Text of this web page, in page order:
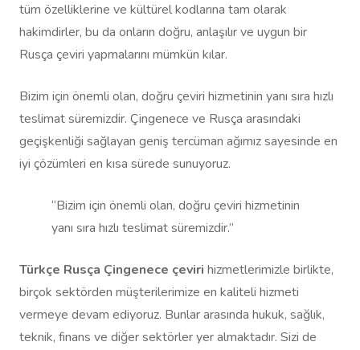
tüm özelliklerine ve kültürel kodlarına tam olarak
hakimdirler, bu da onların doğru, anlaşılır ve uygun bir
Rusça çeviri yapmalarını mümkün kılar.
Bizim için önemli olan, doğru çeviri hizmetinin yanı sıra hızlı
teslimat süremizdir. Çingenece ve Rusça arasındaki
geçişkenliği sağlayan geniş tercüman ağımız sayesinde en
iyi çözümleri en kısa sürede sunuyoruz.
“Bizim için önemli olan, doğru çeviri hizmetinin
yanı sıra hızlı teslimat süremizdir.”
Türkçe Rusça Çingenece çeviri hizmetlerimizle birlikte,
birçok sektörden müşterilerimize en kaliteli hizmeti
vermeye devam ediyoruz. Bunlar arasında hukuk, sağlık,
teknik, finans ve diğer sektörler yer almaktadır. Sizi de